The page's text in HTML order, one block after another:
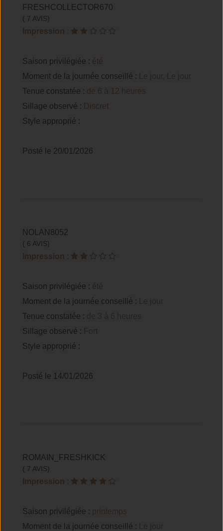
FRESHCOLLECTOR670
( 7 AVIS)
Impression :
Saison privilégiée : été
Moment de la journée conseillé :
Le jour, Le jour
Tenue constatée : de 6 à 12 heures
Sillage observé : Discret
Style approprié :
Posté le 20/01/2026
NOLAN8052
( 6 AVIS)
Impression :
Saison privilégiée : été
Moment de la journée conseillé :
Le jour
Tenue constatée : de 3 à 6 heures
Sillage observé : Fort
Style approprié :
Posté le 14/01/2026
ROMAIN_FRESHKICK
( 7 AVIS)
Impression :
Saison privilégiée : printemps
Moment de la journée conseillé :
Le jour